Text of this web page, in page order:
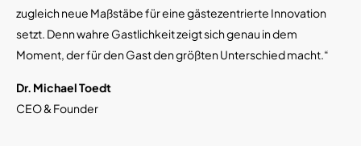
zugleich neue Maßstäbe für eine gästezentrierte Innovation
setzt. Denn wahre Gastlichkeit zeigt sich genau in dem
Moment, der für den Gast den größten Unterschied macht.“
Dr. Michael Toedt
CEO & Founder